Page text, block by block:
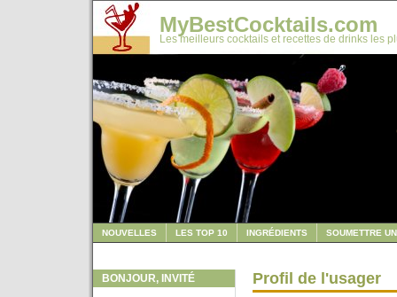
MyBestCocktails.com
Les meilleurs cocktails et recettes de drinks les
NOUVELLES LES TOP 10 INGRÉDIENTS SOUMETTRE
BONJOUR, INVITÉ Profil de l'usager